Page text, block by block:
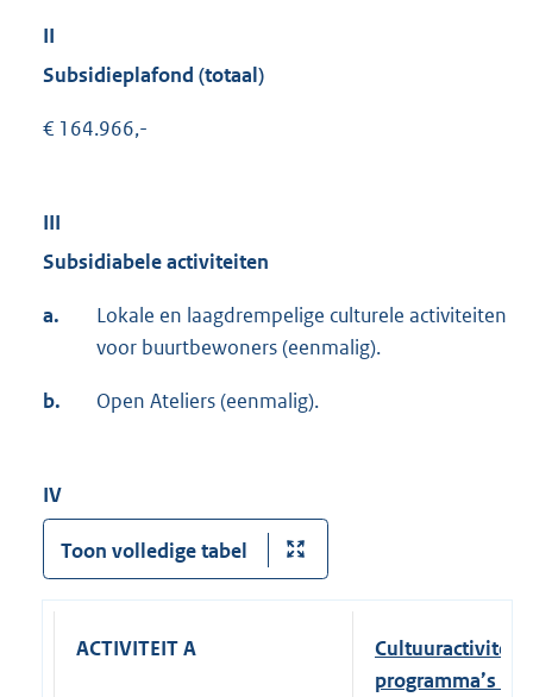
II
Subsidieplafond (totaal)
€ 164.966,-
III
Subsidiabele activiteiten
a.
Lokale en laagdrempelige culturele activiteiten
voor buurtbewoners (eenmalig).
b. Open Ateliers (eenmalig).
IV
Toon volledige tabel
ACTIVITEIT A
programma’s